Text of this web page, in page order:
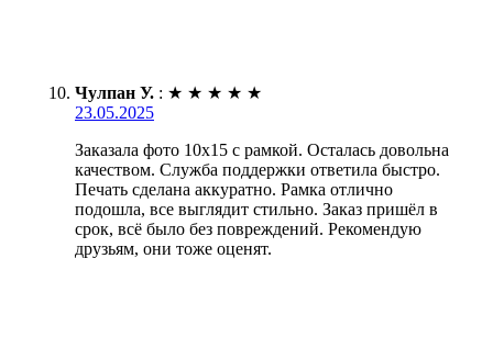
Чулпан У. : ★ ★ ★ ★ ★
23.05.2025
Заказала фото 10х15 с рамкой. Осталась довольна
качеством. Служба поддержки ответила быстро.
Печать сделана аккуратно. Рамка отлично
подошла, все выглядит стильно. Заказ пришёл в
срок, всё было без повреждений. Рекомендую
друзьям, они тоже оценят.